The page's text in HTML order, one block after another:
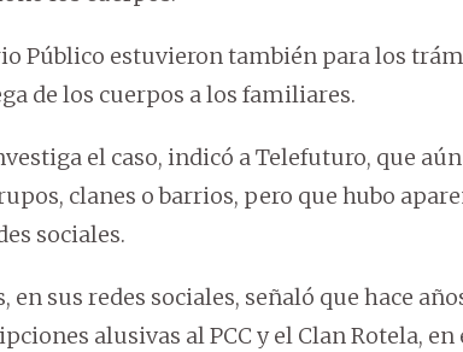
Público estuvieron también para los
de los cuerpos a los familiares.
el caso, indicó a Telefuturo, que
clanes o barrios, pero que hubo
sociales.
sus redes sociales, señaló que hace
alusivas al PCC y el Clan Rotela, en